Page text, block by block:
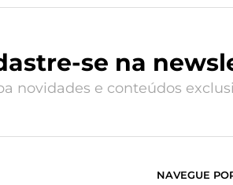
se na
novidades e conteúdos
NAVEGUE